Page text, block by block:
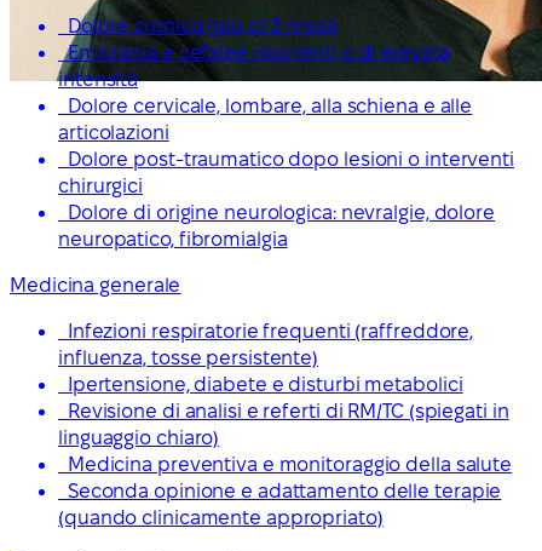
Dolore cronico (più di 3 mesi)
Emicrania e cefalee ricorrenti o di elevata
intensità
Dolore cervicale, lombare, alla schiena e alle
articolazioni
Dolore post-traumatico dopo lesioni o interventi
chirurgici
Dolore di origine neurologica: nevralgie, dolore
neuropatico, fibromialgia
Medicina generale
Infezioni respiratorie frequenti (raffreddore,
influenza, tosse persistente)
Ipertensione, diabete e disturbi metabolici
Revisione di analisi e referti di RM/TC (spiegati in
linguaggio chiaro)
Medicina preventiva e monitoraggio della salute
Seconda opinione e adattamento delle terapie
(quando clinicamente appropriato)